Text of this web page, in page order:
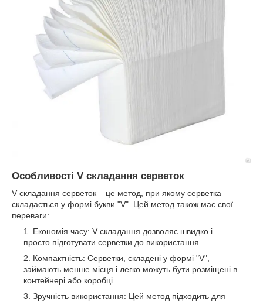
Особливості V складання серветок
V складання серветок – це метод, при якому серветка
складається у формі букви "V". Цей метод також має свої
переваги:
Економія часу: V складання дозволяє швидко і
просто підготувати серветки до використання.
Компактність: Серветки, складені у формі "V",
займають менше місця і легко можуть бути розміщені в
контейнері або коробці.
Зручність використання: Цей метод підходить для